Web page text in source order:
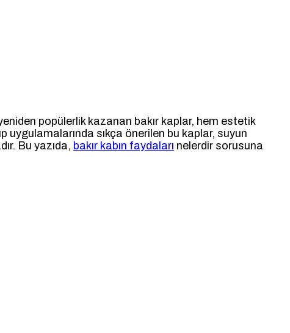
popülerlik kazanan bakır kaplar, hem estetik
uygulamalarında sıkça önerilen bu kaplar, suyun
Bu yazıda, bakır kabın faydaları nelerdir sorusuna